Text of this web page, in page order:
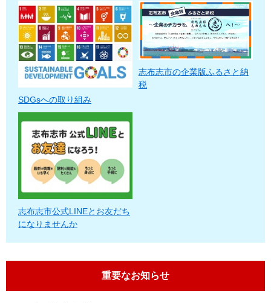
SDGsへの取り組み
志布志市の企業版ふるさと納
税
志布志市公式LINEとお友だち
になりませんか
重要なお知らせ